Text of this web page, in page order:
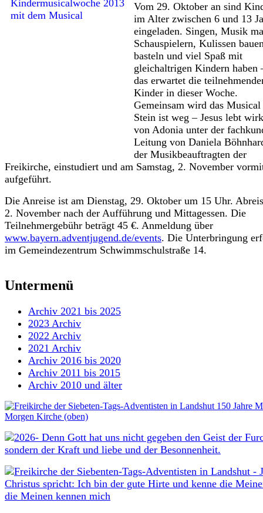
Vom 29. Oktober an sind
im Alter zwischen 6 und 13
eingeladen. Singen, Musik
Schauspielern, Kulissen
basteln und viel Spaß mit
gleichaltrigen Kindern haben
das erwartet die
Kinder in dieser Woche.
Gemeinsam wird das Musical
Stein ist weg – Jesus lebt
von Adonia unter der
Leitung von Daniela
der Musikbeauftragten der
Freikirche, einstudiert und am Samstag, 2. November
aufgeführt.
Die Anreise ist am Dienstag, 29. Oktober um 15 Uhr.
2. November nach der Aufführung und Mittagessen. Die
Teilnehmergebühr beträgt 45 €. Anmeldung über
www.bayern.adventjugend.de/events. Die Unterbringung
im Gemeindezentrum Schwimmschulstraße 14.
Untermenü
Archiv 2021 bis 2025
2023 Archiv
2022 Archiv
2021 Archiv
Archiv 2016 bis 2020
Archiv 2011 bis 2015
Archiv 2010 und älter